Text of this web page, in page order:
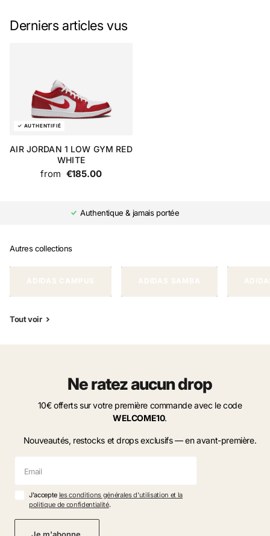
Derniers articles vus
AIR JORDAN 1 LOW GYM RED
WHITE
from €185.00
Authentique & jamais portée
Autres collections
Tout voir
Ne ratez aucun drop
10€ offerts sur votre première commande avec le code
WELCOME10.
Nouveautés, restocks et drops exclusifs — en avant-première.
J'accepte les conditions générales d'utilisation et la
politique de confidentialité.
Je m'abonne